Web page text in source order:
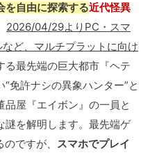
を自由に探索する近代怪異
2026/04/29よりPC・スマ
ど、マルチプラットに向け
る最先端の巨大都市『ヘテ
免許ナシの異象ハンター”と
屋『エイボン』の一員と
謎を解明します。最先端ゲ
ですが、 スマホでプレイ